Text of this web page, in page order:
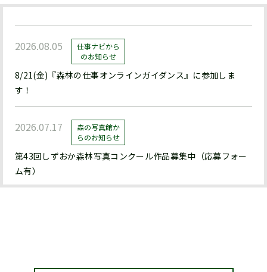
2026.08.05
仕事ナビから
のお知らせ
8/21(金)『森林の仕事オンラインガイダンス』に参加しま
す！
2026.07.17
森の写真館か
らのお知らせ
第43回しずおか森林写真コンクール作品募集中（応募フォー
ム有）